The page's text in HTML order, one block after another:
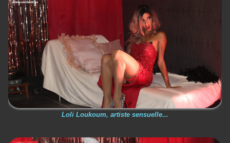
Loli Loukoum, artiste sensuelle...